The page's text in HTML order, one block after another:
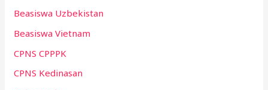
Beasiswa Uzbekistan
Beasiswa Vietnam
CPNS CPPPK
CPNS Kedinasan